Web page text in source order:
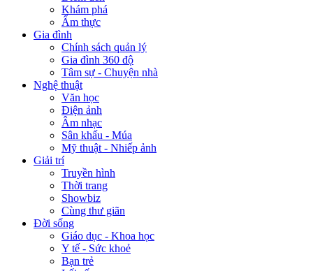
Khám phá
Ẩm thực
Gia đình
Chính sách quản lý
Gia đình 360 độ
Tâm sự - Chuyện nhà
Nghệ thuật
Văn học
Điện ảnh
Âm nhạc
Sân khấu - Múa
Mỹ thuật - Nhiếp ảnh
Giải trí
Truyền hình
Thời trang
Showbiz
Cùng thư giãn
Đời sống
Giáo dục - Khoa học
Y tế - Sức khoẻ
Bạn trẻ